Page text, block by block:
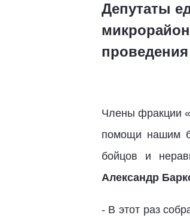
Депутаты
Члены фракции
помощи нашим
бойцов и
Александр
- В этот раз